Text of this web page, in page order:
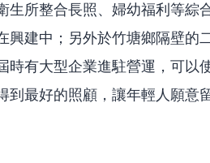
所整合長照、婦幼福利等綜
興建中；另外於竹塘鄉隔壁的
有大型企業進駐營運，可以
到最好的照顧，讓年輕人願意